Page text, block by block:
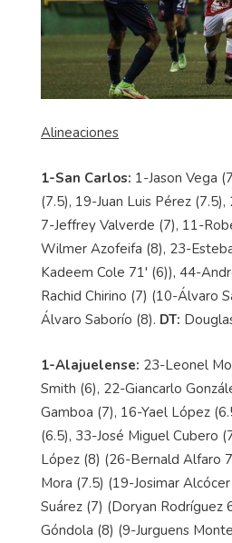
Alineaciones
1-San Carlos: 1-Jason Vega
(7.5), 19-Juan Luis Pérez
7-Jeffrey Valverde (7), 11-
Wilmer Azofeifa (8), 23-
Kadeem Cole 71' (6)), 44-
Rachid Chirino (7) (10-Álvaro
Álvaro Saborío (8). DT:
1-Alajuelense: 23-Leonel
Smith (6), 22-Giancarlo
Gamboa (7), 16-Yael López
(6.5), 33-José Miguel Cubero
López (8) (26-Bernald Alfaro
Mora (7.5) (19-Josimar
Suárez (7) (Doryan Rodríguez
Góndola (8) (9-Jurguens